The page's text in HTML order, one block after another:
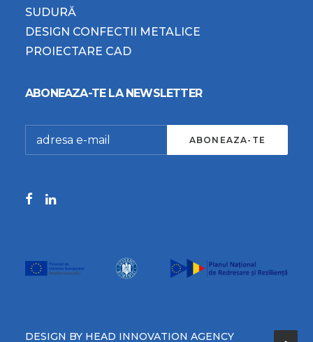
SUDURĂ
DESIGN CONFECTII METALICE
PROIECTARE CAD
ABONEAZA-TE LA NEWSLETTER
DESIGN BY HEAD INNOVATION AGENCY